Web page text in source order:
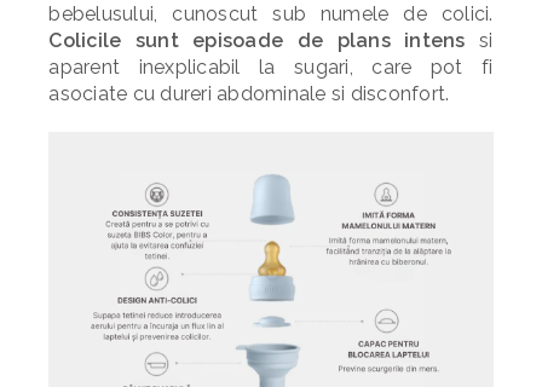
bebelusului, cunoscut sub numele de colici.
Colicile sunt episoade de plans intens si
aparent inexplicabil la sugari, care pot fi
asociate cu dureri abdominale si disconfort.